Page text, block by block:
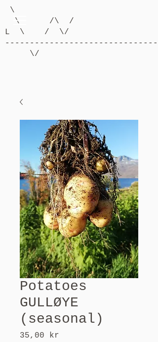
\
\ /\ /
L \ / \/
\/
Potatoes
GULLØYE
(seasonal)
35,00 kr